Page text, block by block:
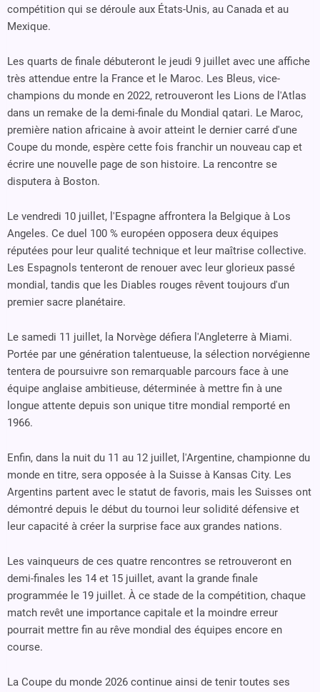
compétition qui se déroule aux États-Unis, au Canada et au
Mexique.
Les quarts de finale débuteront le jeudi 9 juillet avec une affiche
très attendue entre la France et le Maroc. Les Bleus, vice-
champions du monde en 2022, retrouveront les Lions de l'Atlas
dans un remake de la demi-finale du Mondial qatari. Le Maroc,
première nation africaine à avoir atteint le dernier carré d'une
Coupe du monde, espère cette fois franchir un nouveau cap et
écrire une nouvelle page de son histoire. La rencontre se
disputera à Boston.
Le vendredi 10 juillet, l'Espagne affrontera la Belgique à Los
Angeles. Ce duel 100 % européen opposera deux équipes
réputées pour leur qualité technique et leur maîtrise collective.
Les Espagnols tenteront de renouer avec leur glorieux passé
mondial, tandis que les Diables rouges rêvent toujours d'un
premier sacre planétaire.
Le samedi 11 juillet, la Norvège défiera l'Angleterre à Miami.
Portée par une génération talentueuse, la sélection norvégienne
tentera de poursuivre son remarquable parcours face à une
équipe anglaise ambitieuse, déterminée à mettre fin à une
longue attente depuis son unique titre mondial remporté en
1966.
Enfin, dans la nuit du 11 au 12 juillet, l'Argentine, championne du
monde en titre, sera opposée à la Suisse à Kansas City. Les
Argentins partent avec le statut de favoris, mais les Suisses ont
démontré depuis le début du tournoi leur solidité défensive et
leur capacité à créer la surprise face aux grandes nations.
Les vainqueurs de ces quatre rencontres se retrouveront en
demi-finales les 14 et 15 juillet, avant la grande finale
programmée le 19 juillet. À ce stade de la compétition, chaque
match revêt une importance capitale et la moindre erreur
pourrait mettre fin au rêve mondial des équipes encore en
course.
La Coupe du monde 2026 continue ainsi de tenir toutes ses